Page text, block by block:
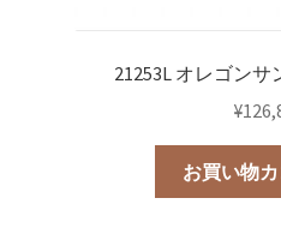
21253L オレゴン
¥
お買い物